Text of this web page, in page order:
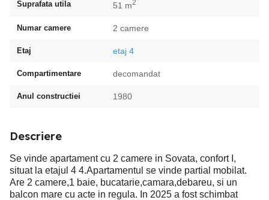
Suprafata utila 51 m2
Numar camere 2 camere
Etaj etaj 4
Compartimentare decomandat
Anul constructiei 1980
Descriere
Se vinde apartament cu 2 camere in Sovata, confort I,
situat la etajul 4 4.Apartamentul se vinde partial mobilat.
Are 2 camere,1 baie, bucatarie,camara,debareu, si un
balcon mare cu acte in regula. In 2025 a fost schimbat